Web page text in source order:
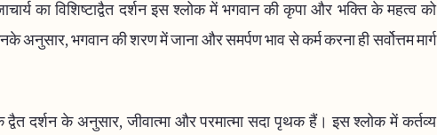
का विशिष्टाद्वैत दर्शन इस श्लोक में भगवान की कृपा और भक्ति के महत्व को
अनुसार, भगवान की शरण में जाना और समर्पण भाव से कर्म करना ही सर्वोत्तम मार्ग
के द्वैत दर्शन के अनुसार, जीवात्मा और परमात्मा सदा पृथक हैं। इस श्लोक में कर्तव्य